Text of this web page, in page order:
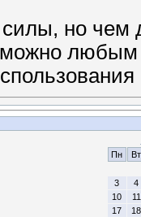
силы, но
можно
Пн
Вт
3
4
10
11
17
18